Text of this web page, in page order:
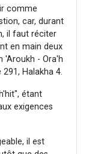
comme
car, durant
il faut réciter
en main deux
'Aroukh - Ora'h
Halakha 4.
étant
exigences
il est